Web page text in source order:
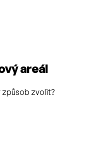
areál
způsob zvolit?